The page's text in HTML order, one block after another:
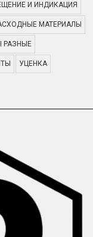
И ИНДИКАЦИЯ
МАТЕРИАЛЫ
РАЗНЫЕ
УЦЕНКА